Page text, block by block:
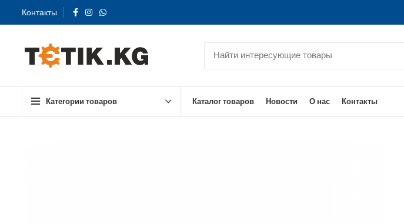
Контакты
Категории товаров Каталог товаров Новости О нас Контакты